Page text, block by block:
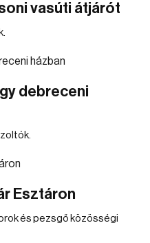
vasúti átjárót
debreceni
Esztáron
és pezsgő közösségi